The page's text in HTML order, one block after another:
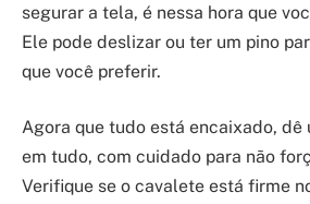
segurar a tela, é nessa hora que
Ele pode deslizar ou ter um pino
que você preferir.
Agora que tudo está encaixado, dê
em tudo, com cuidado para não
Verifique se o cavalete está firme